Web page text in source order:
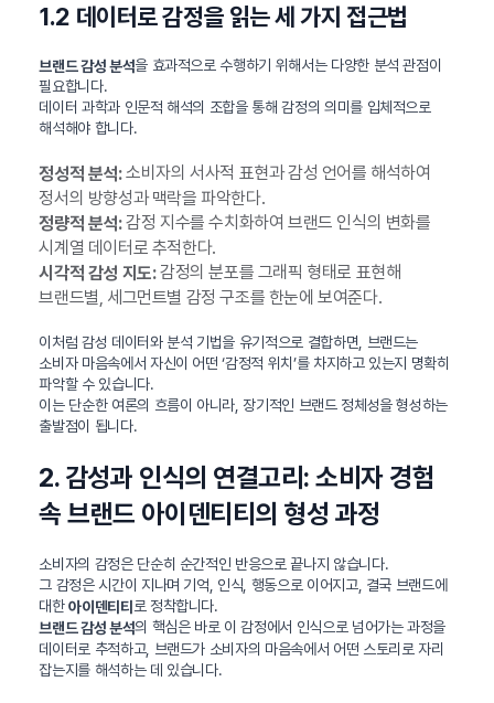
1.2 데이터로 감정을 읽는 세 가지 접근법
브랜드 감성 분석을 효과적으로 수행하기 위해서는 다양한 분석 관점이
필요합니다.
데이터 과학과 인문적 해석의 조합을 통해 감정의 의미를 입체적으로
해석해야 합니다.
정성적 분석:소비자의 서사적 표현과 감성 언어를 해석하여
정서의 방향성과 맥락을 파악한다.
정량적 분석:감정 지수를 수치화하여 브랜드 인식의 변화를
시계열 데이터로 추적한다.
시각적 감성 지도:감정의 분포를 그래픽 형태로 표현해
브랜드별, 세그먼트별 감정 구조를 한눈에 보여준다.
이처럼 감성 데이터와 분석 기법을 유기적으로 결합하면, 브랜드는
소비자 마음속에서 자신이 어떤 ‘감정적 위치’를 차지하고 있는지 명확히
파악할 수 있습니다.
이는 단순한 여론의 흐름이 아니라, 장기적인 브랜드 정체성을 형성하는
출발점이 됩니다.
2. 감성과 인식의 연결고리: 소비자 경험
속 브랜드 아이덴티티의 형성 과정
소비자의 감정은 단순히 순간적인 반응으로 끝나지 않습니다.
그 감정은 시간이 지나며 기억, 인식, 행동으로 이어지고, 결국 브랜드에
대한아이덴티티로 정착합니다.
브랜드 감성 분석의 핵심은 바로 이 감정에서 인식으로 넘어가는 과정을
데이터로 추적하고, 브랜드가 소비자의 마음속에서 어떤 스토리로 자리
잡는지를 해석하는 데 있습니다.